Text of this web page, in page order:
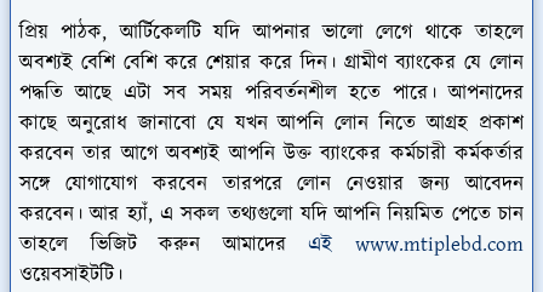
প্রিয় পাঠক, আর্টিকেলটি যদি আপনার ভালো লেগে থাকে তাহলে
অবশ্যই বেশি বেশি করে শেয়ার করে দিন। গ্রামীণ ব্যাংকের যে লোন
পদ্ধতি আছে এটা সব সময় পরিবর্তনশীল হতে পারে। আপনাদের
কাছে অনুরোধ জানাবো যে যখন আপনি লোন নিতে আগ্রহ প্রকাশ
করবেন তার আগে অবশ্যই আপনি উক্ত ব্যাংকের কর্মচারী কর্মকর্তার
সঙ্গে যোগাযোগ করবেন তারপরে লোন নেওয়ার জন্য আবেদন
করবেন। আর হ্যাঁ, এ সকল তথ্যগুলো যদি আপনি নিয়মিত পেতে চান
তাহলে ভিজিট করুন আমাদেরএই www.mtiplebd.com
ওয়েবসাইটটি।